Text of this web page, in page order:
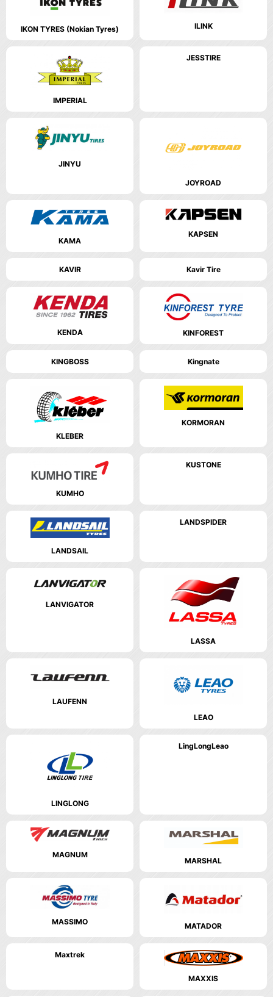
IKON TYRES (Nokian Tyres) ILINK
IMPERIAL
JESSTIRE
JINYU
JOYROAD
KAMA
KAPSEN
KAVIR Kavir Tire
KENDA KINFOREST
KINGBOSS Kingnate
KLEBER
KORMORAN
KUMHO
KUSTONE
LANDSAIL
LANDSPIDER
LANVIGATOR
LASSA
LAUFENN
LEAO
LINGLONG
LingLongLeao
MAGNUM
MARSHAL
MASSIMO MATADOR
Maxtrek
MAXXIS